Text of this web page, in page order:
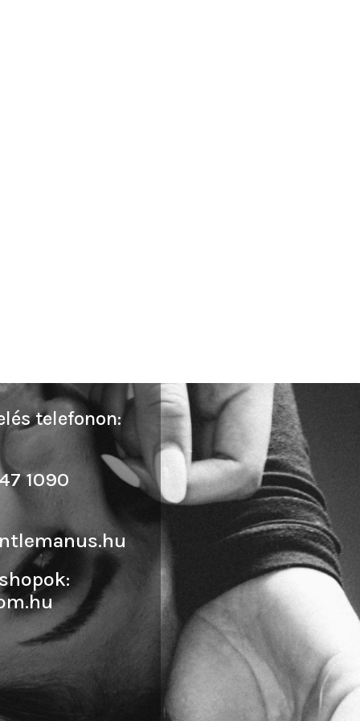
telefonon:
1090